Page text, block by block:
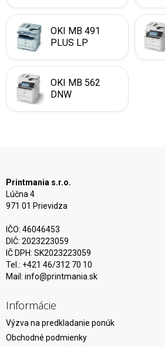
OKI MB 491
PLUS LP
OKI MB 562
DNW
Printmania s.r.o.
Lúčna 4
971 01 Prievidza
IČO: 46046453
DIČ: 2023223059
IČ DPH: SK2023223059
Tel.: +421 46/312 70 10
Mail: info@printmania.sk
Informácie
Výzva na predkladanie ponúk
Obchodné podmienky